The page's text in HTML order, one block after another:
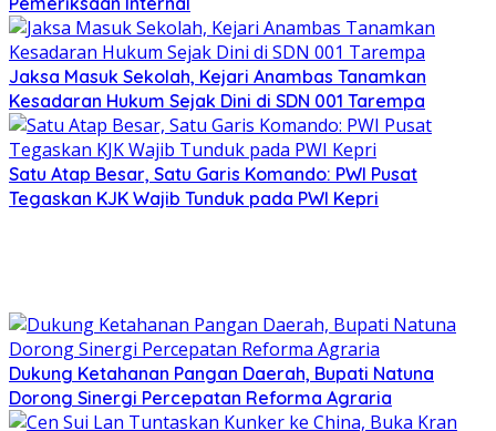
Jaksa Masuk Sekolah, Kejari Anambas Tanamkan
Kesadaran Hukum Sejak Dini di SDN 001 Tarempa
Satu Atap Besar, Satu Garis Komando: PWI Pusat
Tegaskan KJK Wajib Tunduk pada PWI Kepri
Dukung Ketahanan Pangan Daerah, Bupati Natuna
Dorong Sinergi Percepatan Reforma Agraria